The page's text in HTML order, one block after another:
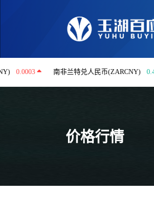
南非兰特兑人民币(ZARCNY) 0.4143
价格行情